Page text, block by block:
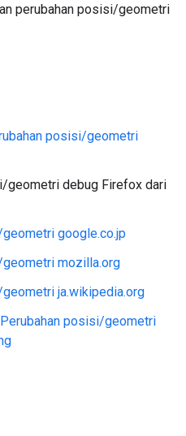
perubahan posisi/geometri
posisi/geometri
geometri debug Firefox dari
google.co.jp
mozilla.org
ja.wikipedia.org
posisi/geometri